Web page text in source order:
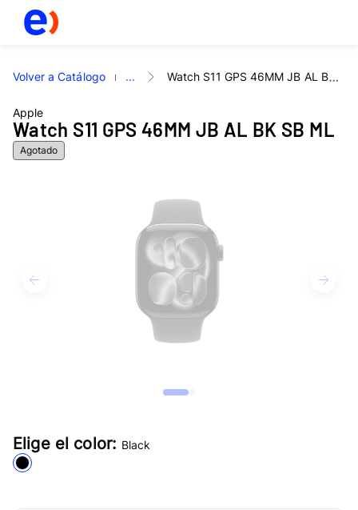
Volver a Catálogo ... Watch S11 GPS 46MM JB AL BK SB ML
Apple
Watch S11 GPS 46MM JB AL BK SB ML
Agotado
Elige el color: Black